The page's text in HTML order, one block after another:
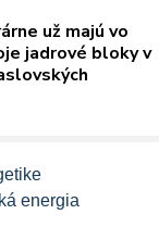
už majú vo
jadrové bloky v
energia